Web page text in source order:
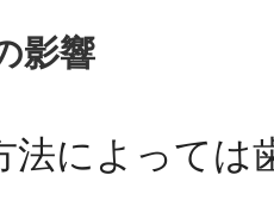
影響
法によっては